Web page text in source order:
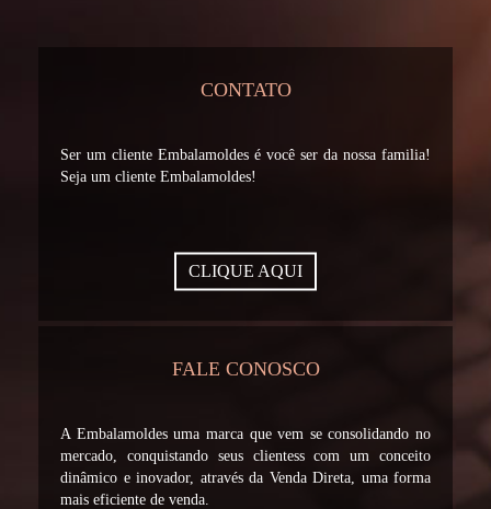
CONTATO
Ser um cliente Embalamoldes é você ser da nossa familia!
Seja um cliente Embalamoldes!
CLIQUE AQUI
FALE CONOSCO
A Embalamoldes uma marca que vem se consolidando no
mercado, conquistando seus clientess com um conceito
dinâmico e inovador, através da Venda Direta, uma forma
mais eficiente de venda.